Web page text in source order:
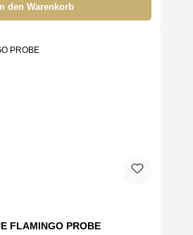
In den Warenkorb
FLAMINGO PROBE